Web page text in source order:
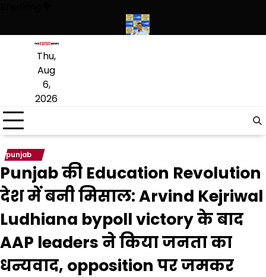
content
Thu,
Aug
6,
2026
punjab
Punjab की Education Revolution
देश में बनी मिसाल: Arvind Kejriwal
Ludhiana bypoll victory के बाद
AAP leaders ने किया जनता का
धन्यवाद, opposition पर जमकर